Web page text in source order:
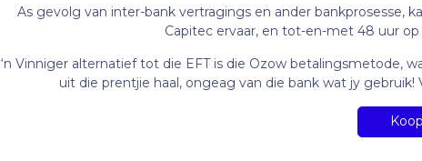
As gevolg van inter-bank vertragings en ander
Capitec ervaar, en tot-en-met 48 uur
‘n Vinniger alternatief tot die EFT is die Ozow betalingsmetode,
uit die prentjie haal, ongeag van die bank wat jy